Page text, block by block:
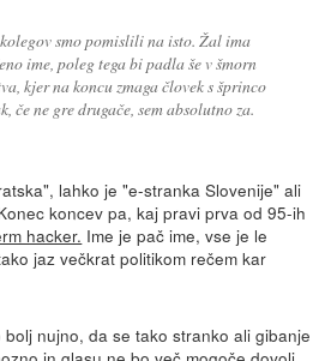
smo pomislili na isto. Žal ima
ime, poleg tega bi padla še v šmorn
kjer na koncu zmaga človek s šprinco
če ne gre drugače, sem absolutno za.
lahko je "e-stranka Slovenije" ali
koncev pa, kaj pravi prva od 95-ih
hacker. Ime je pač ime, vse je le
jaz večkrat politikom rečem kar
nujno, da se tako stranko ali gibanje